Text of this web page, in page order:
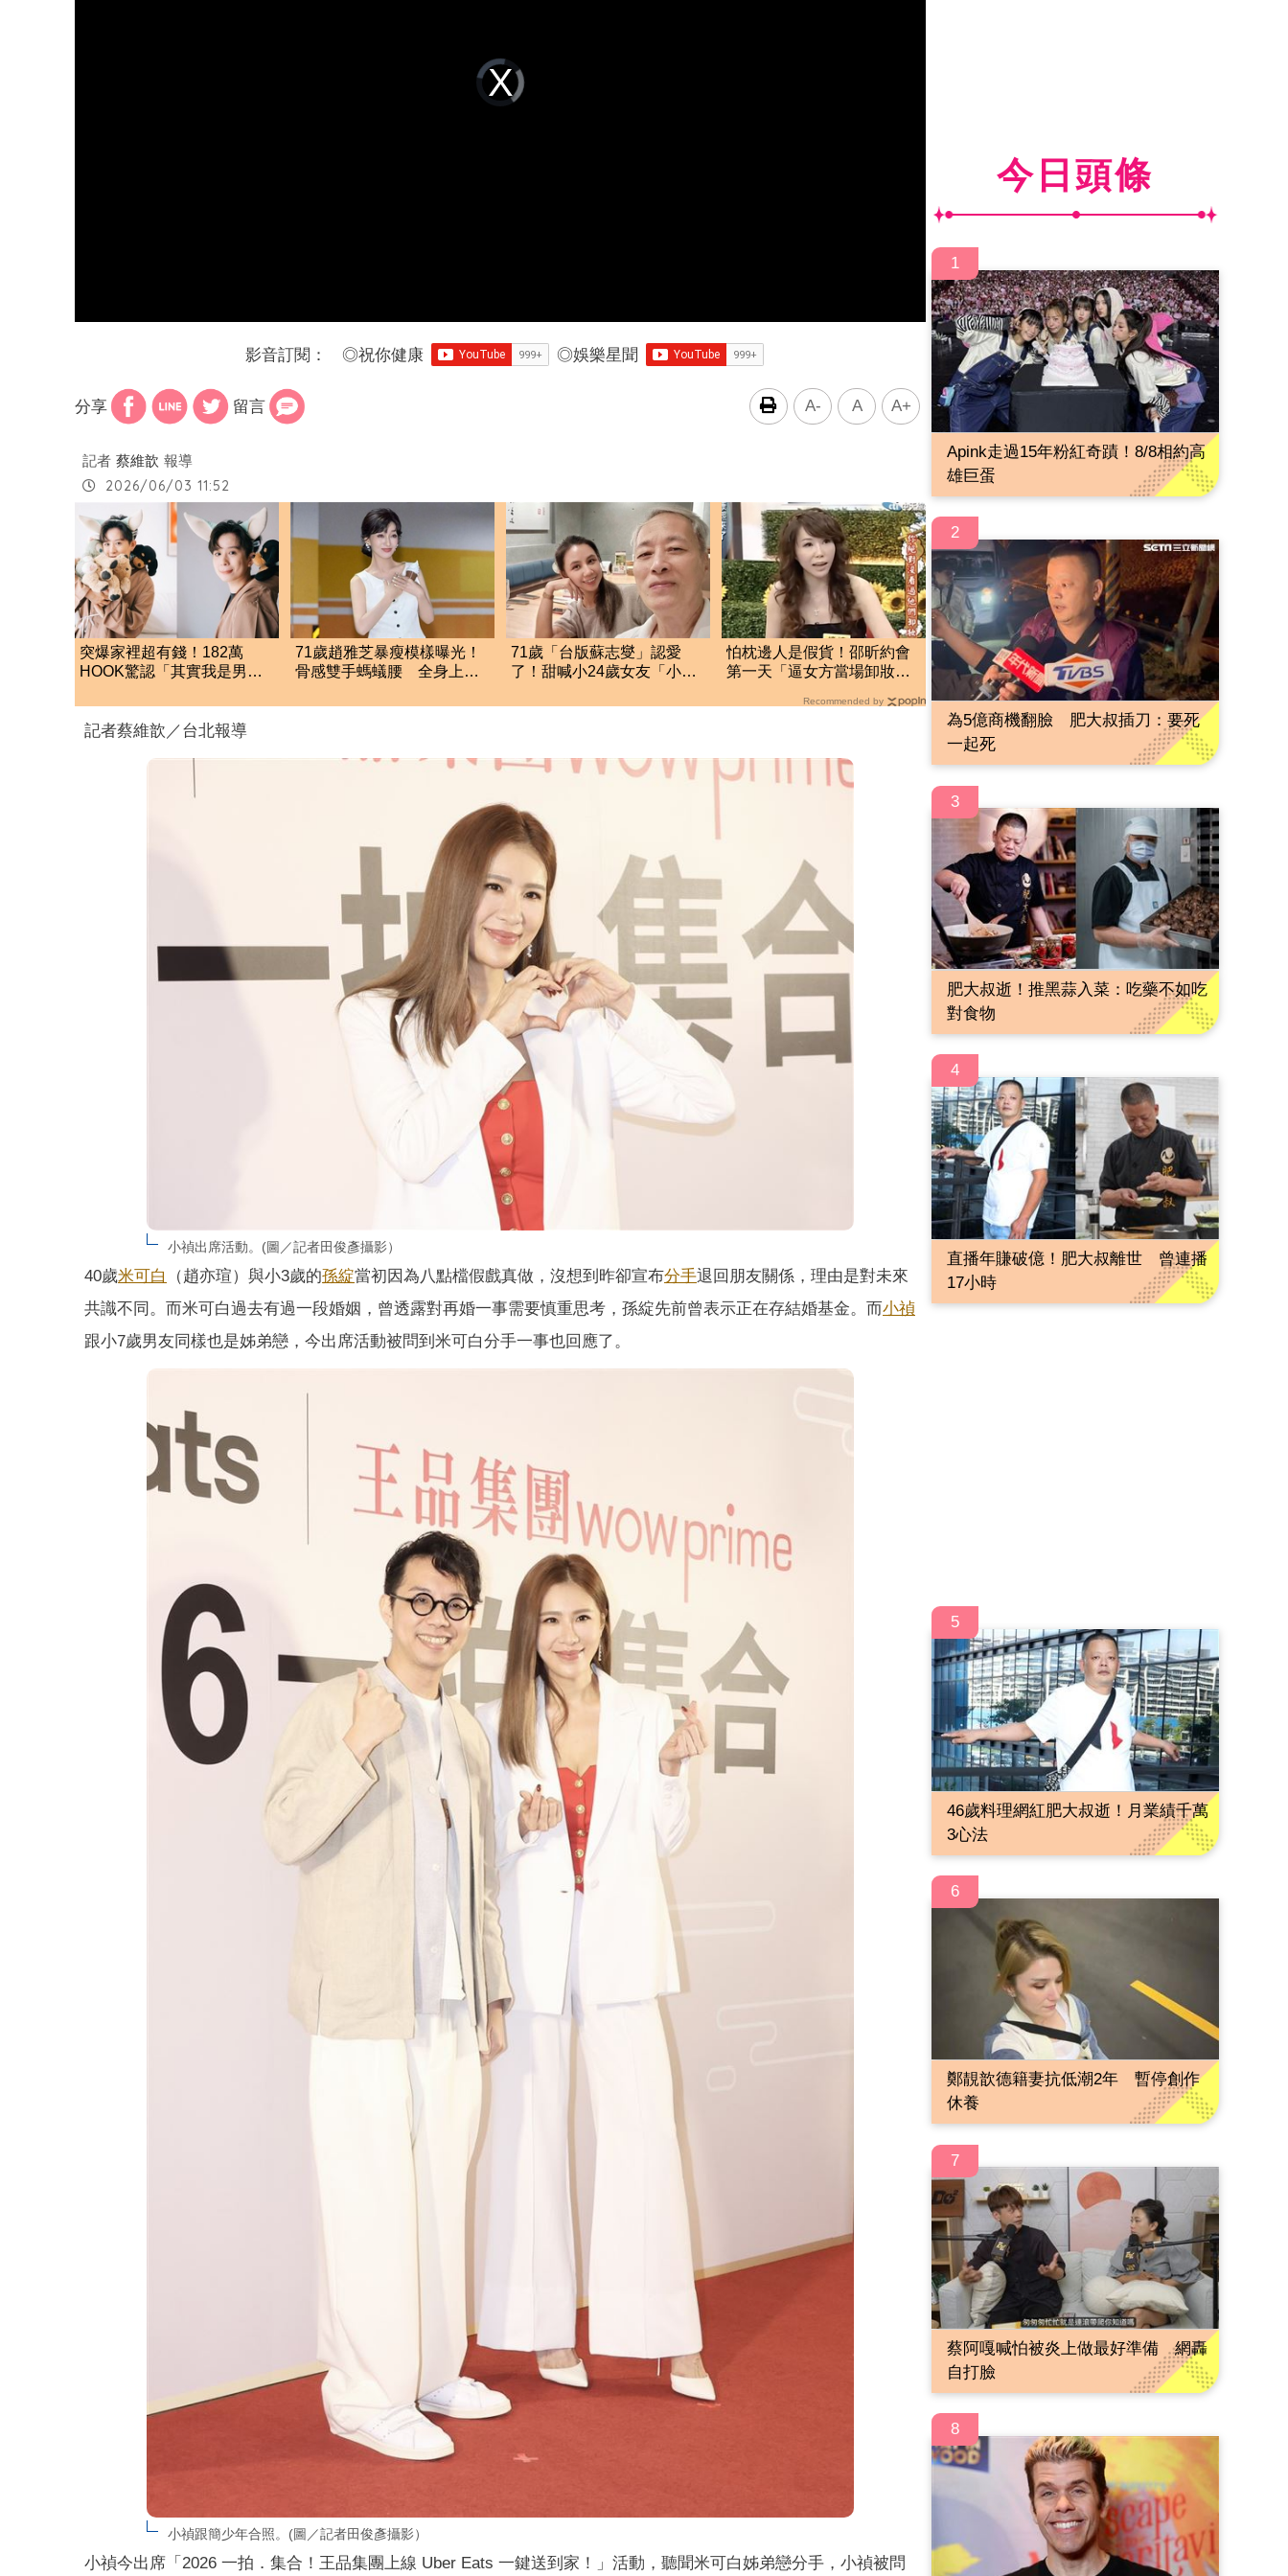
Video
Player
loading.
影音訂閱： ◎祝你健康 ◎娛樂星聞
分享 留言 A- A A+
記者 蔡維歆 報導
2026/06/03 11:52
突爆家裡超有錢！182萬
HOOK驚認「其實我是男
71歲趙雅芝暴瘦模樣曝光！
骨感雙手螞蟻腰 全身上下
71歲「台版蘇志燮」認愛
了！甜喊小24歲女友「小寶
怕枕邊人是假貨！邵昕約會
第一天「逼女方當場卸妝」
Recommended by
記者蔡維歆／台北報導
小禎出席活動。(圖／記者田俊彥攝影）
40歲米可白 （趙亦瑄）與小3歲的孫綻當初因為八點檔假戲真做，沒想到昨卻宣布分手退回朋友關係，理由是對未來
共識不同。而米可白過去有過一段婚姻，曾透露對再婚一事需要慎重思考，孫綻先前曾表示正在存結婚基金。而小禎
跟小7歲男友同樣也是姊弟戀，今出席活動被問到米可白分手一事也回應了。
小禎跟簡少年合照。(圖／記者田俊彥攝影）
小禎今出席「2026 一拍．集合！王品集團上線 Uber Eats 一鍵送到家！」活動，聽聞米可白姊弟戀分手，小禎被問
今日頭條
1
Apink走過15年粉紅奇蹟！8/8相約高
雄巨蛋
2
為5億商機翻臉 肥大叔插刀：要死
一起死
3
肥大叔逝！推黑蒜入菜：吃藥不如吃
對食物
4
直播年賺破億！肥大叔離世 曾連播
17小時
5
46歲料理網紅肥大叔逝！月業績千萬
3心法
6
鄭靚歆德籍妻抗低潮2年 暫停創作
休養
7
蔡阿嘎喊怕被炎上做最好準備 網轟
自打臉
8